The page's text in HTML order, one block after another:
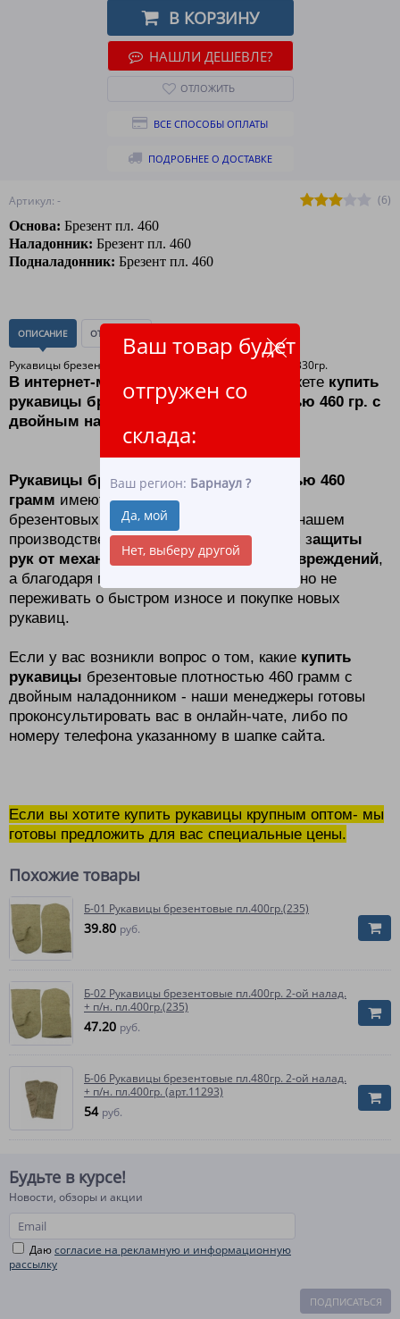
Ваш товар будет
отгружен со
склада:
Ваш регион: Барнаул ?
Да, мой
Нет, выберу другой
Артикул: -
(6)
Основа: Брезент пл. 460
Наладонник: Брезент пл. 460
Подналадонник: Брезент пл. 460
В КОРЗИНУ
НАШЛИ ДЕШЕВЛЕ?
ОТЛОЖИТЬ
ВСЕ СПОСОБЫ ОПЛАТЫ
ПОДРОБНЕЕ О ДОСТАВКЕ
ОПИСАНИЕ ОТЗЫВЫ
Рукавицы брезентовые пл.450гр. 2-ой налад. + п/н. пл.330гр.
В интернет-магазине ЛидерТекс вы можете купить
рукавицы брезентовые Б-04 плотностью 460 гр. с
двойным наладонником.
Рукавицы брезентовые Б-07 плотностью 460
грамм имеют среднюю плотность среди
брезентовых рукавицпредставленных в нашем
производстве, они отлично подходят для защиты
рук от механических и термических повреждений,
а благодаря повышенной плотности, можно не
переживать о быстром износе и покупке новых
рукавиц.
Если у вас возникли вопрос о том, какие купить
рукавицы брезентовые плотностью 460 грамм с
двойным наладонником - наши менеджеры готовы
проконсультировать вас в онлайн-чате, либо по
номеру телефона указанному в шапке сайта.
Если вы хотите купить рукавицы крупным оптом- мы
готовы предложить для вас специальные цены.
Похожие товары
Б-01 Рукавицы брезентовые пл.400гр.(235)
39.80 руб.
Б-02 Рукавицы брезентовые пл.400гр. 2-ой налад.
+ п/н. пл.400гр.(235)
47.20 руб.
Б-06 Рукавицы брезентовые пл.480гр. 2-ой налад.
+ п/н. пл.400гр. (арт.11293)
54 руб.
Будьте в курсе!
Новости, обзоры и акции
Даюсогласие на рекламную и информационную
рассылку
ПОДПИСАТЬСЯ